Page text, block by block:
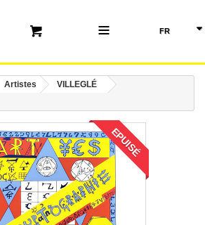
Artistes
VILLEGLÉ
EPUISÉ